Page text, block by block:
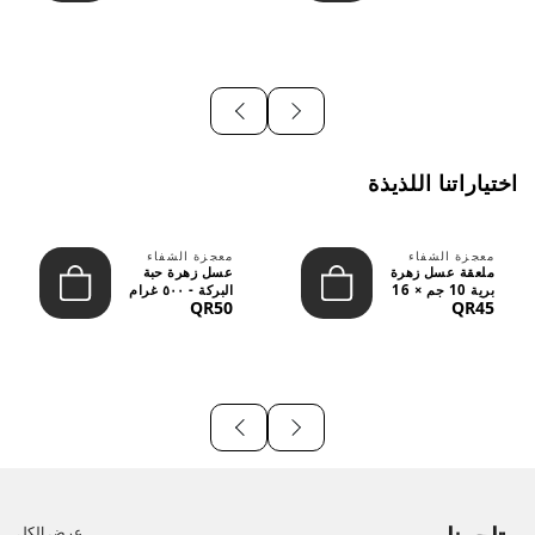
اختياراتنا اللذيذة
معجزة الشفاء
ملعقة عسل زهرة
برية 10 جم × 16
قطعة
QR45
معجزة الشفاء
عسل زهرة حبة
البركة - ٥٠٠ غرام
QR50